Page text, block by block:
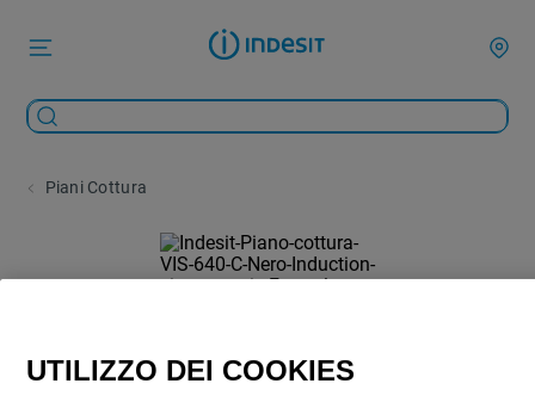
Piani Cottura
UTILIZZO DEI COOKIES